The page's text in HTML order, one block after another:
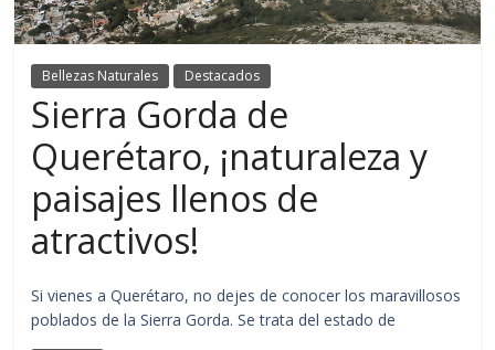
Bellezas Naturales Destacados
Sierra Gorda de
Querétaro, ¡naturaleza y
paisajes llenos de
atractivos!
Si vienes a Querétaro, no dejes de conocer los maravillosos
poblados de la Sierra Gorda. Se trata del estado de